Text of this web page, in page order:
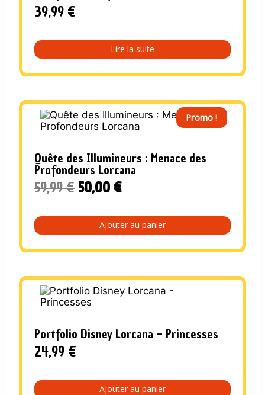
39,99 €
Lire la suite
Promo !
Quête des Illumineurs : Menace des
Profondeurs Lorcana
59,99€ Le
prix
initial
était :
59,99 €.
50,00 €Le
actuel
est :
50,00 €.
Ajouter au panier
Portfolio Disney Lorcana – Princesses
24,99 €
Ajouter au panier